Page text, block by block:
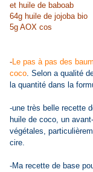
et huile de baboab
64g huile de jojoba bio
5g AOX cos
-Le pas à pas des
coco. Selon a qualité
la quantité dans la
-une très belle recette
huile de coco, un
végétales,
cire.
-Ma recette de base